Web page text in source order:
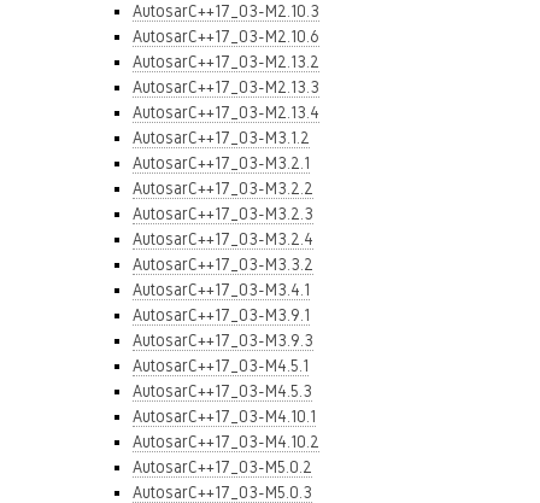
AutosarC++17_03-M2.10.3
AutosarC++17_03-M2.10.6
AutosarC++17_03-M2.13.2
AutosarC++17_03-M2.13.3
AutosarC++17_03-M2.13.4
AutosarC++17_03-M3.1.2
AutosarC++17_03-M3.2.1
AutosarC++17_03-M3.2.2
AutosarC++17_03-M3.2.3
AutosarC++17_03-M3.2.4
AutosarC++17_03-M3.3.2
AutosarC++17_03-M3.4.1
AutosarC++17_03-M3.9.1
AutosarC++17_03-M3.9.3
AutosarC++17_03-M4.5.1
AutosarC++17_03-M4.5.3
AutosarC++17_03-M4.10.1
AutosarC++17_03-M4.10.2
AutosarC++17_03-M5.0.2
AutosarC++17_03-M5.0.3